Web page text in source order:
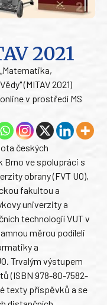
2021
(MITAV 2021)
v prostředí MS
českých
ve spolupráci s
obrany (FVT UO),
fakultou a
univerzity a
technologií VUT v
měrou podíleli
a
Trvalým výstupem
(ISBN 978-80-7582-
texty příspěvků a se